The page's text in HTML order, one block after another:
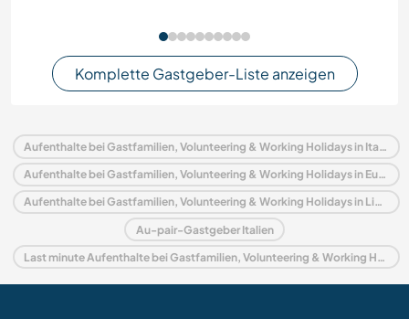
Komplette Gastgeber-Liste anzeigen
Aufenthalte bei Gastfamilien, Volunteering & Working Holidays in Italien
Aufenthalte bei Gastfamilien, Volunteering & Working Holidays in Europa
Aufenthalte bei Gastfamilien, Volunteering & Working Holidays in Ligurien
Au-pair-Gastgeber Italien
Last minute Aufenthalte bei Gastfamilien, Volunteering & Working Holidays in Italien